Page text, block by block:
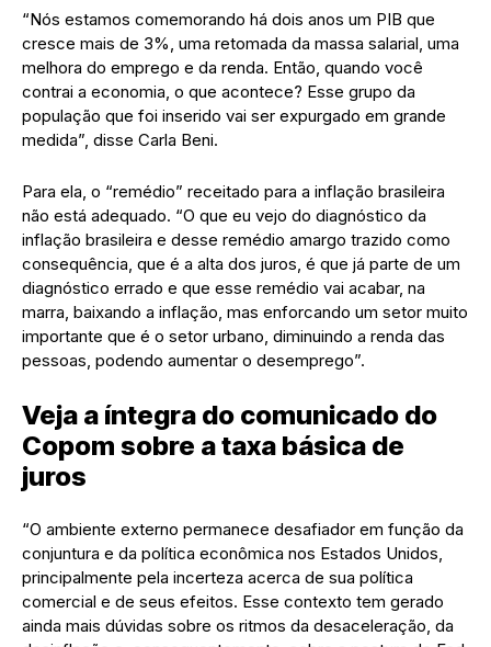
“Nós estamos comemorando há dois anos um PIB que
cresce mais de 3%, uma retomada da massa salarial, uma
melhora do emprego e da renda. Então, quando você
contrai a economia, o que acontece? Esse grupo da
população que foi inserido vai ser expurgado em grande
medida”, disse Carla Beni.
Para ela, o “remédio” receitado para a inflação brasileira
não está adequado. “O que eu vejo do diagnóstico da
inflação brasileira e desse remédio amargo trazido como
consequência, que é a alta dos juros, é que já parte de um
diagnóstico errado e que esse remédio vai acabar, na
marra, baixando a inflação, mas enforcando um setor muito
importante que é o setor urbano, diminuindo a renda das
pessoas, podendo aumentar o desemprego”.
Veja a íntegra do comunicado do
Copom sobre a taxa básica de
juros
“O ambiente externo permanece desafiador em função da
conjuntura e da política econômica nos Estados Unidos,
principalmente pela incerteza acerca de sua política
comercial e de seus efeitos. Esse contexto tem gerado
ainda mais dúvidas sobre os ritmos da desaceleração, da